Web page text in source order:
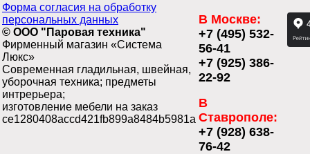
Форма согласия на обработку
персональных данных
© ООО "Паровая техника"
Фирменный магазин «Система
Люкс»
Современная гладильная, швейная,
уборочная техника; предметы
интрерьера;
изготовление мебели на заказ
ce1280408accd421fb899a8484b5981a
В Москве:
+7 (495) 532-
56-41
+7 (925) 386-
22-92
В
Ставрополе:
+7 (928) 638-
76-42